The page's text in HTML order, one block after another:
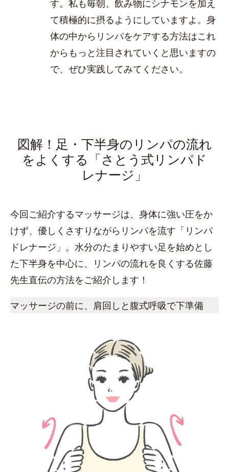
す。私も毎朝、飲み物にシナモンを加え
て積極的に摂るようにしていますよ。身
体の中からリンパをケアする方法はこれ
からもっと注目されていくと思いますの
で、ぜひ実践してみてください。
図解！足・下半身のリンパの流れ
をよくする「さとう式リンパド
レナージ」
今回ご紹介するマッサージは、身体に強い圧をか
けず、優しくさすりながらリンパを流す「リンパ
ドレナージ」。水分のたまりやすい足を始めとし
た下半身を中心に、リンパの流れを良くする佐藤
先生直伝の方法をご紹介します！
マッサージの前に、肩回しと腹式呼吸で下準備